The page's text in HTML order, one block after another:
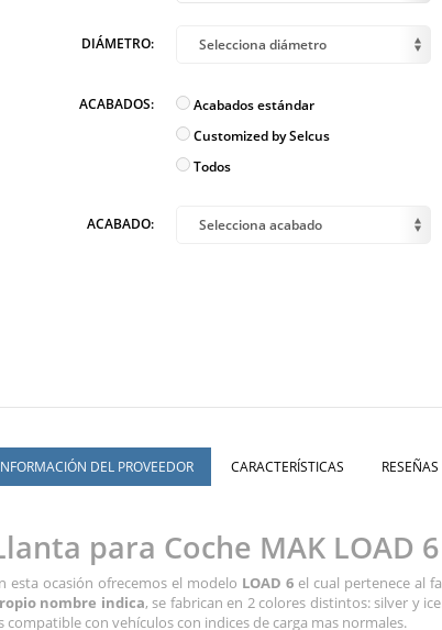
DIÁMETRO: Selecciona diámetro
ACABADOS:
Acabados estándar
Customized by Selcus
Todos
ACABADO: Selecciona acabado
DEL PROVEEDOR CARACTERÍSTICAS RESEÑAS
para Coche MAK LOAD 6
esta ocasión ofrecemos el modelo LOAD 6el cual pertenece al
nombre indica, se fabrican en 2 colores distintos: silver y
compatible con vehículos con indices de carga mas normales.